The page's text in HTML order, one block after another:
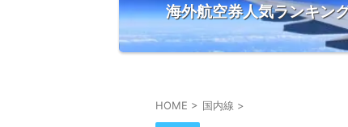
海外航空券人気ランキン
HOME > 国内線 >